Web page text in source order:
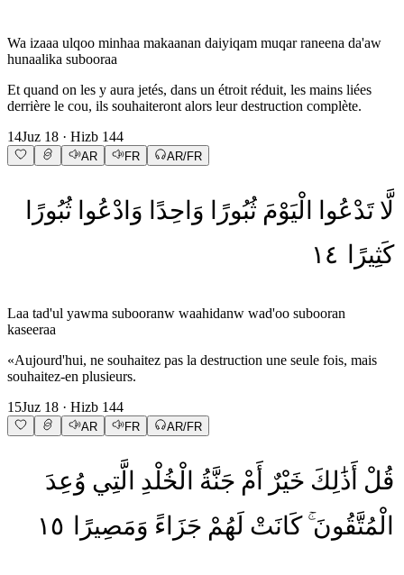
Wa izaaa ulqoo minhaa makaanan daiyiqam muqar raneena da'aw
hunaalika subooraa
Et quand on les y aura jetés, dans un étroit réduit, les mains liées
derrière le cou, ils souhaiteront alors leur destruction complète.
14Juz 18 · Hizb 144
AR FR AR/FR
لَّا تَدْعُوا الْيَوْمَ ثُبُورًا وَاحِدًا وَادْعُوا ثُبُورًا
كَثِيرًا
١٤
Laa tad'ul yawma subooranw waahidanw wad'oo subooran
kaseeraa
«Aujourd'hui, ne souhaitez pas la destruction une seule fois, mais
souhaitez-en plusieurs.
15Juz 18 · Hizb 144
AR FR AR/FR
قُلْ أَذَٰلِكَ خَيْرٌ أَمْ جَنَّةُ الْخُلْدِ الَّتِي وُعِدَ
الْمُتَّقُونَ كَانَتْ لَهُمْ جَزَاءً وَمَصِيرًا ١٥